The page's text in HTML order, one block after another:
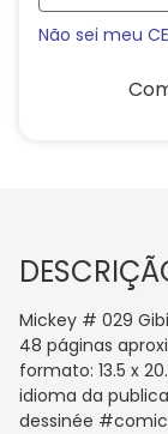
Não sei meu
Mickey # 029
48 páginas
formato: 13.5 x
idioma da
dessinée